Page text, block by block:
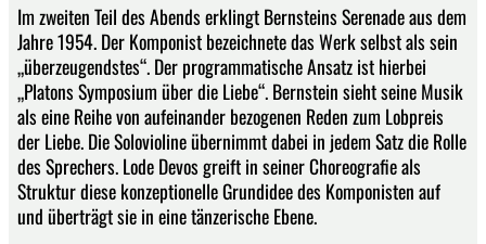
Im zweiten Teil des Abends erklingt Bernsteins Serenade aus dem
Jahre 1954. Der Komponist bezeichnete das Werk selbst als sein
„überzeugendstes“. Der programmatische Ansatz ist hierbei
„Platons Symposium über die Liebe“. Bernstein sieht seine Musik
als eine Reihe von aufeinander bezogenen Reden zum Lobpreis
der Liebe. Die Solovioline übernimmt dabei in jedem Satz die Rolle
des Sprechers. Lode Devos greift in seiner Choreografie als
Struktur diese konzeptionelle Grundidee des Komponisten auf
und überträgt sie in eine tänzerische Ebene.